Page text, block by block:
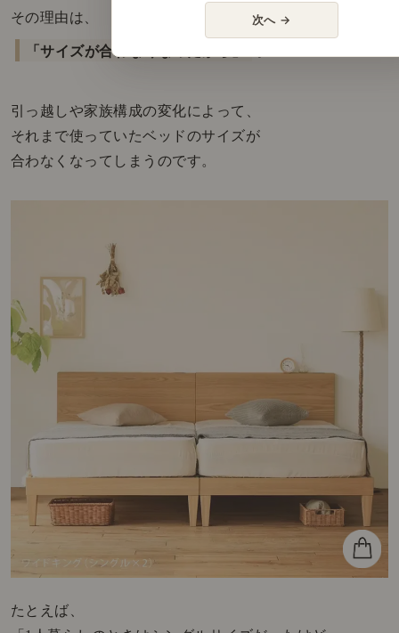
その理由は、
「サイズが合わなくなったから」
引っ越しや家族構成の変化によって、
それまで使っていたベッドのサイズが
合わなくなってしまうのです。
たとえば、
次へ →